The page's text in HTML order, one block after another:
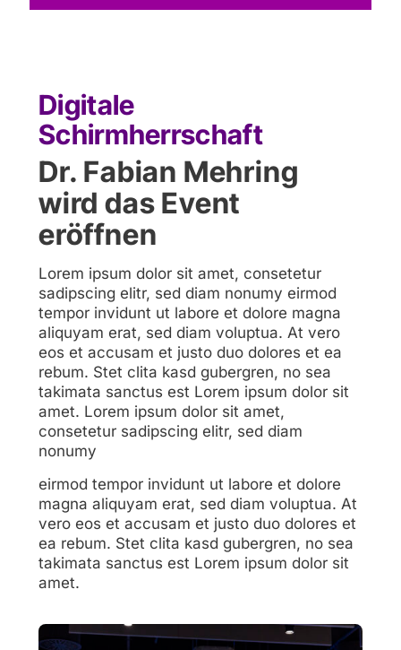
Digitale
Schirmherrschaft
Dr. Fabian Mehring
wird das Event
eröffnen
Lorem ipsum dolor sit amet, consetetur
sadipscing elitr, sed diam nonumy eirmod
tempor invidunt ut labore et dolore magna
aliquyam erat, sed diam voluptua. At vero
eos et accusam et justo duo dolores et ea
rebum. Stet clita kasd gubergren, no sea
takimata sanctus est Lorem ipsum dolor sit
amet. Lorem ipsum dolor sit amet,
consetetur sadipscing elitr, sed diam
nonumy
eirmod tempor invidunt ut labore et dolore
magna aliquyam erat, sed diam voluptua. At
vero eos et accusam et justo duo dolores et
ea rebum. Stet clita kasd gubergren, no sea
takimata sanctus est Lorem ipsum dolor sit
amet.